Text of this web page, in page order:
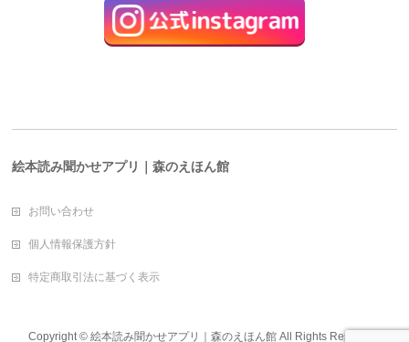
絵本読み聞かせアプリ｜森のえほん館
お問い合わせ
個人情報保護方針
特定商取引法に基づく表示
Copyright © 絵本読み聞かせアプリ｜森のえほん館All Rights Reserved.